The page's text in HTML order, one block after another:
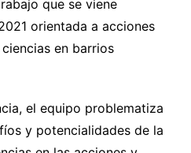
que se viene
orientada a acciones
en barrios
el equipo problematiza
y potencialidades de la